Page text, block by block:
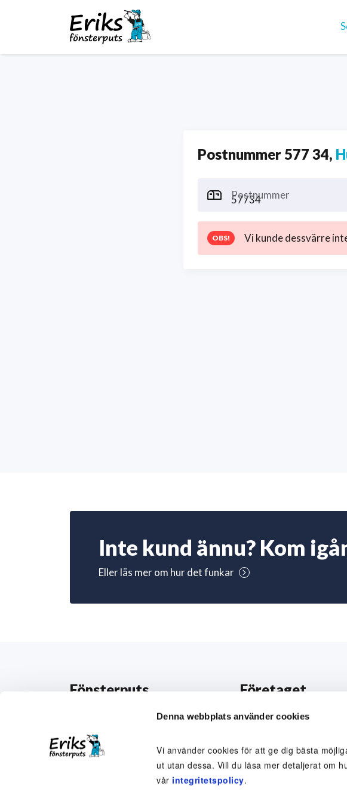
Denna webbplats använder cookies
Vi använder cookies för att ge dig bästa
ut utan dessa. Vill du läsa mer detaljerat om
vår integritetspolicy.
Postnummer 577 34,
Postnummer
Vi kunde dessvärre
Inte kund ännu? Kom
Eller läs mer om hur det funkar
Fönsterputs
Beställ fönsterputsning
Abonnemang
Företaget
Om oss
Medarbetarporträtt
Arbeta hos oss